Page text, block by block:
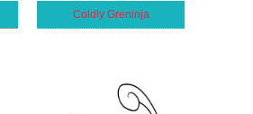
Coldly Greninja